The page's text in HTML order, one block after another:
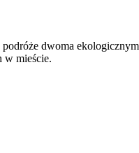
dwoma
w mieście.